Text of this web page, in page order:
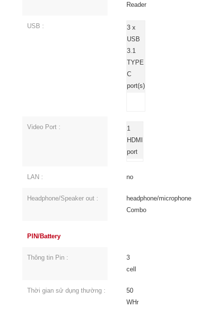
Reader
USB :
3 x
USB
3.1
TYPE
C
port(s)
Video Port :
1
HDMI
port
LAN : no
Headphone/Speaker out :
headphone/microphone
Combo
PIN/Battery
Thông tin Pin :
3
cell
Thời gian sử dụng thường :
50
WHr